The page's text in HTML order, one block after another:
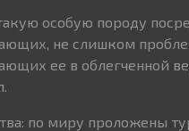
особую породу
не слишком
ее в облегченной
по миру проложены